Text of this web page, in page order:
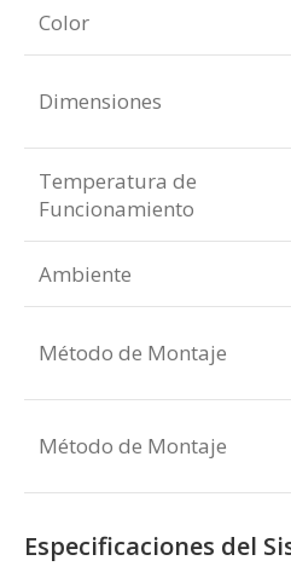
Color
Dimensiones
Temperatura de
Funcionamiento
Ambiente
Método de Montaje
Método de Montaje
Especificaciones del